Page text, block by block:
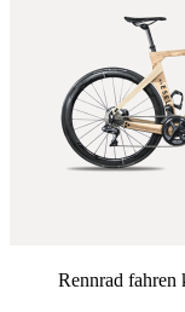
Rennrad fahren